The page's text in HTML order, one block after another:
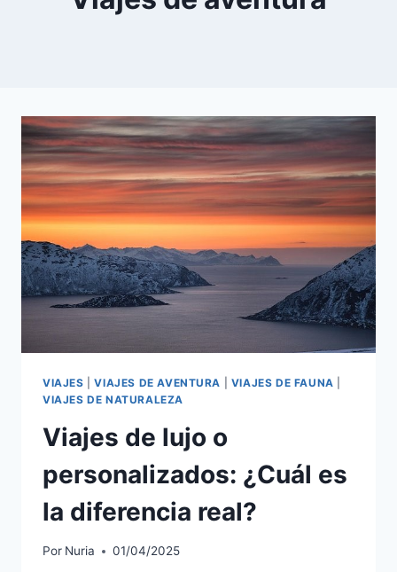
VIAJES |VIAJES DE AVENTURA VIAJES DE FAUNA
VIAJES DE NATURALEZA
Viajes de lujo o
personalizados: ¿Cuál es
la diferencia real?
Por Nuria 01/04/2025